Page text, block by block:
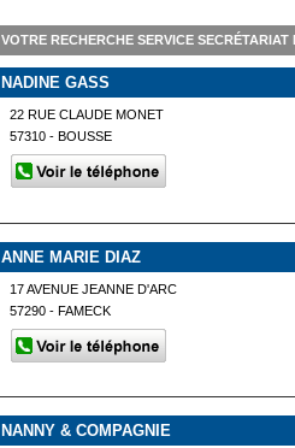
VOTRE RECHERCHE SERVICE
NADINE GASS
22 RUE CLAUDE MONET
57310 - BOUSSE
ANNE MARIE DIAZ
17 AVENUE JEANNE D'ARC
57290 - FAMECK
NANNY & COMPAGNIE